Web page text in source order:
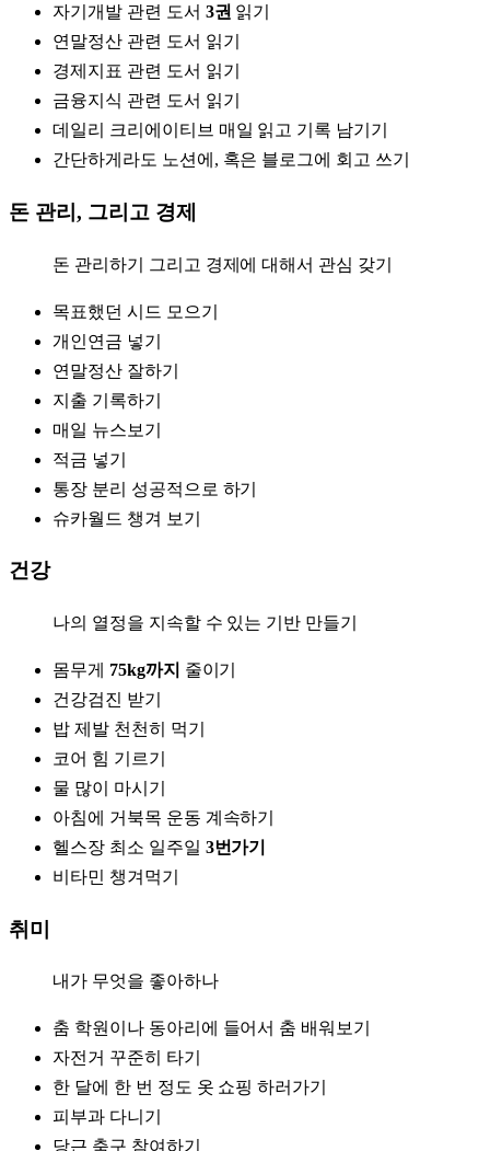
자기개발 관련 도서 3권 읽기
연말정산 관련 도서 읽기
경제지표 관련 도서 읽기
금융지식 관련 도서 읽기
데일리 크리에이티브 매일 읽고 기록 남기기
간단하게라도 노션에, 혹은 블로그에 회고 쓰기
돈 관리, 그리고 경제
돈 관리하기 그리고 경제에 대해서 관심 갖기
목표했던 시드 모으기
개인연금 넣기
연말정산 잘하기
지출 기록하기
매일 뉴스보기
적금 넣기
통장 분리 성공적으로 하기
슈카월드 챙겨 보기
건강
나의 열정을 지속할 수 있는 기반 만들기
몸무게 75kg까지 줄이기
건강검진 받기
밥 제발 천천히 먹기
코어 힘 기르기
물 많이 마시기
아침에 거북목 운동 계속하기
헬스장 최소 일주일 3번가기
비타민 챙겨먹기
취미
내가 무엇을 좋아하나
춤 학원이나 동아리에 들어서 춤 배워보기
자전거 꾸준히 타기
한 달에 한 번 정도 옷 쇼핑 하러가기
피부과 다니기
당근 축구 참여하기